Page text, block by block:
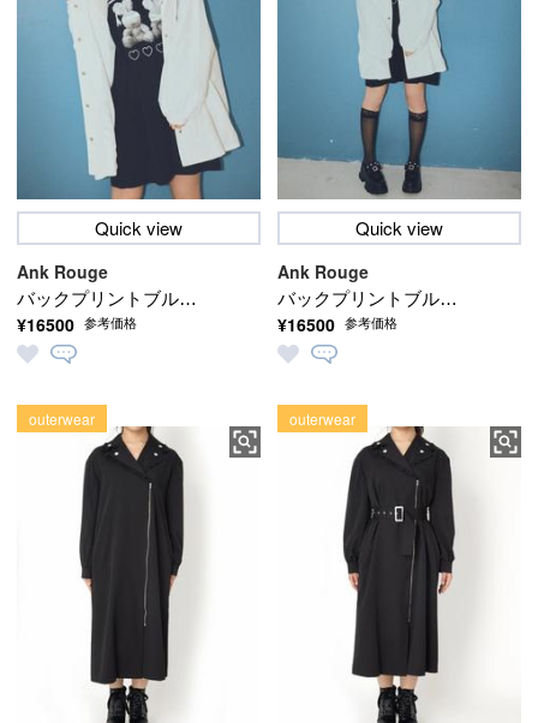
Quick view
バックプリントブルゾ
ン
Ank Rouge
¥16500 参考価格
Quick view
バックプリントブルゾ
ン
Ank Rouge
¥16500 参考価格
outerwear outerwear